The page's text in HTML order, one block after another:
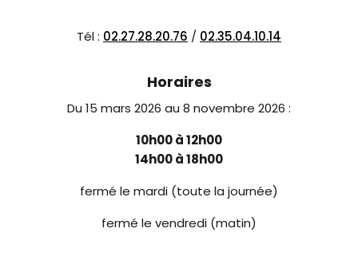
Tél : 02.27.28.20.76 / 02.35.04.10.14
Horaires
Du 15 mars 2026 au 8 novembre 2026 :
10h00 à 12h00
14h00 à 18h00
fermé le mardi (toute la journée)
fermé le vendredi (matin)